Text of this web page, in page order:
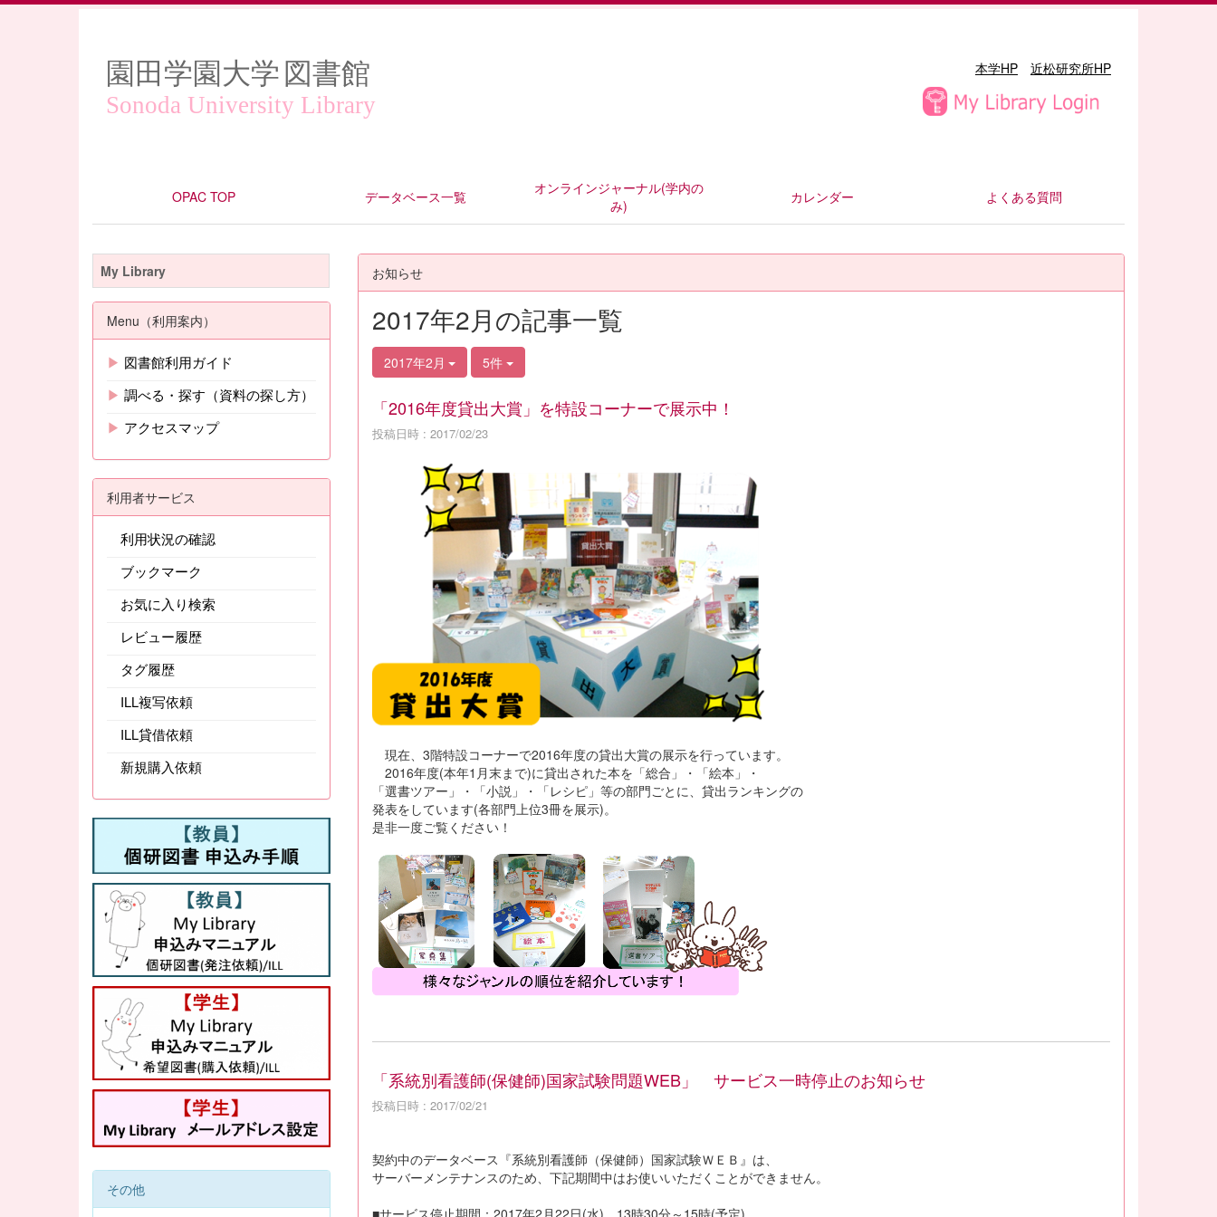
園田学園大学 図書館
Sonoda University Library
本学HP 近松研究所HP
OPAC TOP データベース一覧
オンラインジャーナル(学内の
み)
カレンダー よくある質問
お知らせ
2017年2月の記事一覧
2017年2月 5件
「2016年度貸出大賞」を特設コーナーで展示中！
投稿日時 : 2017/02/23
現在、3階特設コーナーで2016年度の貸出大賞の展示を行っています。
2016年度(本年1月末まで)に貸出された本を「総合」・「絵本」・
「選書ツアー」・「小説」・「レシピ」等の部門ごとに、貸出ランキングの
発表をしています(各部門上位3冊を展示)。
是非一度ご覧ください！
「系統別看護師(保健師)国家試験問題WEB」 サービス一時停止のお知らせ
投稿日時 : 2017/02/21
契約中のデータベース『系統別看護師（保健師）国家試験ＷＥＢ』は、
サーバーメンテナンスのため、下記期間中はお使いいただくことができません。
■サービス停止期間：2017年2月22日(水) 13時30分～15時(予定)
My Library
Menu（利用案内）
▶ 図書館利用ガイド
▶ 調べる・探す（資料の探し方）
▶ アクセスマップ
利用者サービス
利用状況の確認
ブックマーク
お気に入り検索
レビュー履歴
タグ履歴
ILL複写依頼
ILL貸借依頼
新規購入依頼
その他